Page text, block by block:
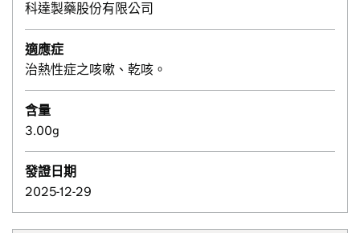
科達製藥股份有限公司
適應症
治熱性症之咳嗽、乾咳。
含量
3.00g
發證日期
2025-12-29